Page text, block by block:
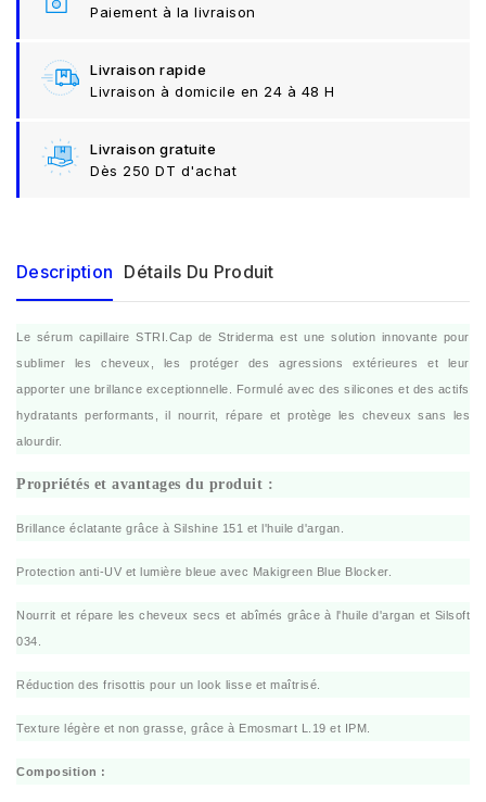
Paiement à la livraison
Livraison rapide
Livraison à domicile en 24 à 48 H
Livraison gratuite
Dès 250 DT d'achat
Description Détails Du Produit
Le sérum capillaire STRI.Cap de Striderma est une solution innovante pour
sublimer les cheveux, les protéger des agressions extérieures et leur
apporter une brillance exceptionnelle. Formulé avec des silicones et des actifs
hydratants performants, il nourrit, répare et protège les cheveux sans les
alourdir.
Propriétés et avantages du produit :
Brillance éclatante grâce à Silshine 151 et l'huile d'argan.
Protection anti-UV et lumière bleue avec Makigreen Blue Blocker.
Nourrit et répare les cheveux secs et abîmés grâce à l'huile d'argan et Silsoft
034.
Réduction des frisottis pour un look lisse et maîtrisé.
Texture légère et non grasse, grâce à Emosmart L.19 et IPM.
Composition :